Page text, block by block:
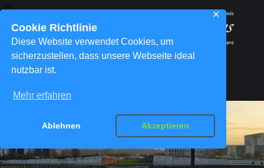
Cookie Richtlinie
Diese Website verwendet Cookies, um
sicherzustellen, dass unsere Webseite ideal
nutzbar ist.
Mehr erfahren
Ablehnen Akzeptieren
✕
Der interstellare Raum